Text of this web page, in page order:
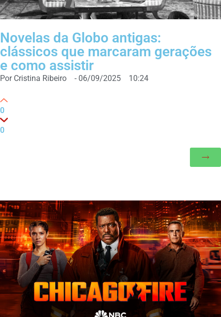
Novelas da Globo antigas:
clássicos que marcaram gerações
e como assistir
Por Cristina Ribeiro - 06/09/2025 10:24
0
0